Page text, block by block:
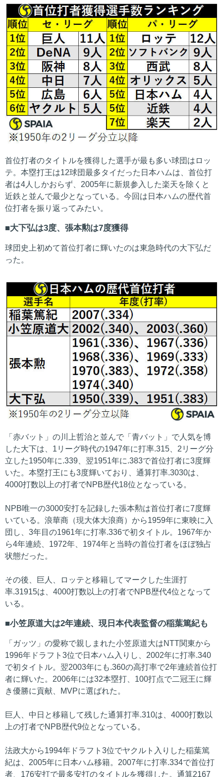
首位打者のタイトルを獲得した選手が最も多い球団はロッ
テ。本塁打王は12球団最多タイだった日本ハムは、首位打
者は4人しかおらず、2005年に新規参入した楽天を除くと
近鉄と並んで最少となっている。今回は日本ハムの歴代首
位打者を振り返ってみたい。
大下弘は3度、張本勲は7度獲得
球団史上初めて首位打者に輝いたのは東急時代の大下弘だ
った。
「赤バット」の川上哲治と並んで「青バット」で人気を博
した大下は、1リーグ時代の1947年に打率.315、2リーグ分
立した1950年に.339、翌1951年に.383で首位打者に3度輝
いた。本塁打王にも3度輝いており、通算打率.3030は、
4000打数以上の打者でNPB歴代18位となっている。
NPB唯一の3000安打を記録した張本勲は首位打者に7度輝
いている。浪華商（現大体大浪商）から1959年に東映に入
団し、3年目の1961年に打率.336で初タイトル。1967年か
ら4年連続、1972年、1974年と当時の首位打者をほぼ独占
状態だった。
その後、巨人、ロッテと移籍してマークした生涯打
率.31915は、4000打数以上の打者でNPB歴代4位となって
いる。
小笠原道大は2年連続、現日本代表監督の稲葉篤紀も
「ガッツ」の愛称で親しまれた小笠原道大はNTT関東から
1996年ドラフト3位で日本ハム入りし、2002年に打率.340
で初タイトル。翌2003年にも.360の高打率で2年連続首位打
者に輝いた。2006年には32本塁打、100打点で二冠王に輝
き優勝に貢献、MVPに選ばれた。
巨人、中日と移籍して残した通算打率.310は、4000打数以
上の打者でNPB歴代9位となっている。
法政大から1994年ドラフト3位でヤクルト入りした稲葉篤
紀は、2005年に日本ハム移籍。2007年に打率.334で首位打
者、176安打で最多安打のタイトルを獲得した。通算2167